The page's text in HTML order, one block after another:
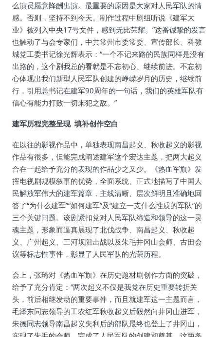
么演员愿意降酬出演。最重要的原因是大家对人民军队的情
感。否则，坚持不到今天。制作过程中剧组听说《建军大
业》被列入中央17号文件，感到无比荣耀。”这番诚挚的发言
也触动了与会专家们，中共常州市委常委、宣传部长、科教
城党工委书记徐光辉表示：“一个不记来路的民族同样是没有
出路的，这个剧我总的看就是不忘初心、继续前进。不忘初
心体现出我们新型人民军队创建的峥嵘岁月的历史，继续前
行，引用总书记在建军90周年的一句话，我们的英雄军队有
信心有能力打败一切来犯之敌。”
建军历程完整呈现 填补创作空白
在以往的影视作品中，单独表现南昌起义、秋收起义的影视
作品有很多，但能完成阐述建军这个宏达主题，把两大起义
合在一起给予充分的表现的作品少之又少。《热血军旗》发
挥电视剧规模叙事的优势，全面系统、正式地描写了中国人
民解放军伟大的建军篇章，主线清晰、层次鲜明且准确地回
答了“为什么建军”“如何建军”及“建立一支什么性质的军队”的
三个关键问题。该剧紧扣党对人民军队缔造和领导的这一灵
魂主题，形象而逼真展现了北伐战争、南昌起义、秋收起
义、广州起义、三河坝阻击战以及朱毛井冈山会师、古田会
议等标志性事件，彰显了人民军队的光荣历程。
会上，张琦对《热血军旗》在历史题材剧创作方面的突破，
给予了充分肯定：“两次起义不仅是我党在历史重要转折关
头，前后相继发动的重要事件，而且就建军这一主题而言，
毛泽东同志领导的工农红军秋收起义后毅然向井冈山进军，
朱德同志领导南昌起义失利后的部队最终也登上了井冈山，